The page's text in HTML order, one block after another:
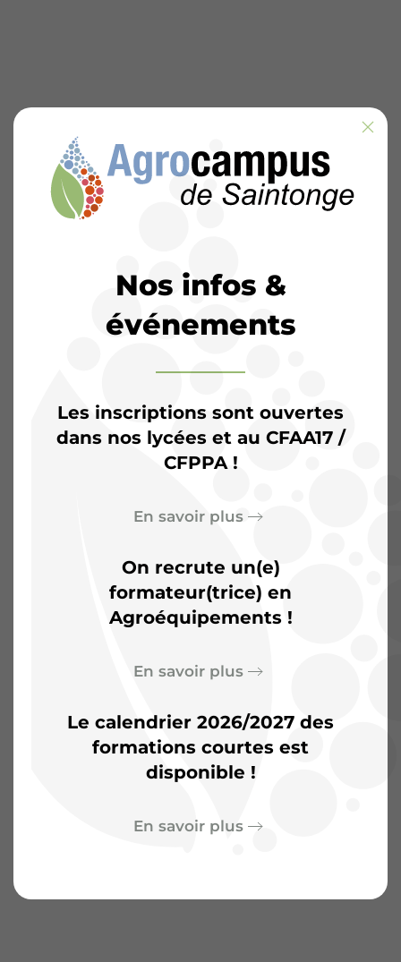
Saintonge :Plus qu’une
salle de classe, un terrain
d’aventures
Nos infos &
événements
Les inscriptions sont ouvertes
dans nos lycées et au CFAA17 /
CFPPA !
En savoir plus
On recrute un(e)
formateur(trice) en
Agroéquipements !
En savoir plus
Le calendrier 2026/2027 des
formations courtes est
disponible !
En savoir plus